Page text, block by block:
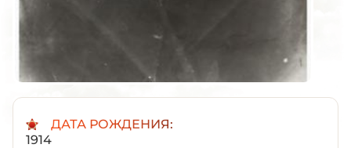
ДАТА РОЖДЕНИЯ:
1914